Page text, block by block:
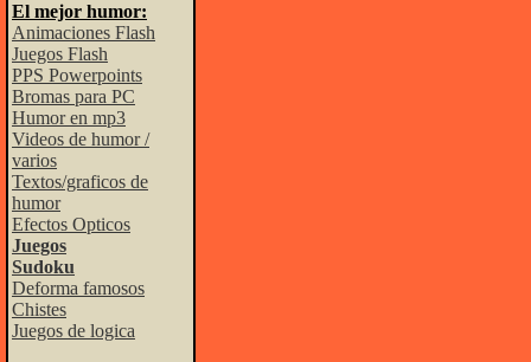
El mejor humor:
Animaciones Flash
Juegos Flash
PPS Powerpoints
Bromas para PC
Humor en mp3
Videos de humor /
varios
Textos/graficos de
humor
Efectos Opticos
Juegos
Sudoku
Deforma famosos
Chistes
Juegos de logica